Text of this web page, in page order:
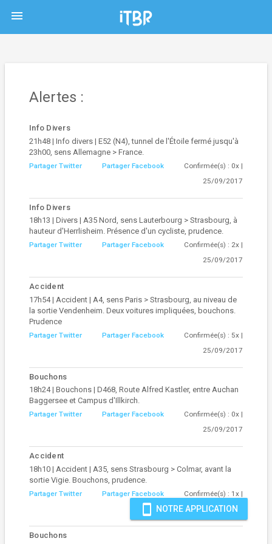
menu
Alertes :
Info Divers
21h48 | Info divers | E52 (N4), tunnel de l'Étoile fermé jusqu'à
23h00, sens Allemagne > France.
Partager Twitter Partager Facebook
Confirmée(s) : 0x |
25/09/2017
Info Divers
18h13 | Divers | A35 Nord, sens Lauterbourg > Strasbourg, à
hauteur d'Herrlisheim. Présence d'un cycliste, prudence.
Partager Twitter Partager Facebook
Confirmée(s) : 2x |
25/09/2017
Accident
17h54 | Accident | A4, sens Paris > Strasbourg, au niveau de
la sortie Vendenheim. Deux voitures impliquées, bouchons.
Prudence
Partager Twitter Partager Facebook
Confirmée(s) : 5x |
25/09/2017
Bouchons
18h24 | Bouchons | D468, Route Alfred Kastler, entre Auchan
Baggersee et Campus d'Illkirch.
Partager Twitter Partager Facebook
Confirmée(s) : 0x |
25/09/2017
Accident
18h10 | Accident | A35, sens Strasbourg > Colmar, avant la
sortie Vigie. Bouchons, prudence.
Partager Twitter Partager Facebook
Confirmée(s) : 1x |
25/09/2017
Bouchons
smartphone NOTRE APPLICATION